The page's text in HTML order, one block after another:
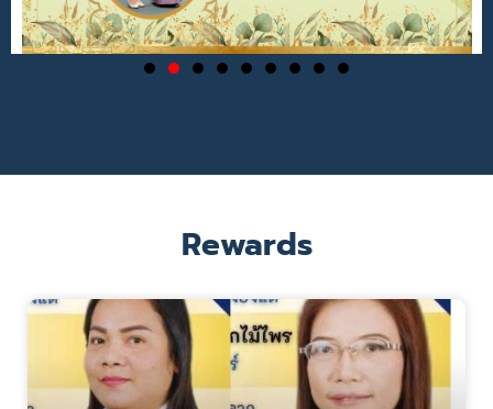
Rewards